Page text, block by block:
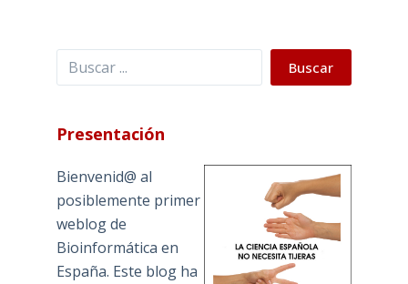
Buscar Buscar
Presentación
Bienvenid@ al
posiblemente primer
weblog de
Bioinformática en
España. Este blog ha